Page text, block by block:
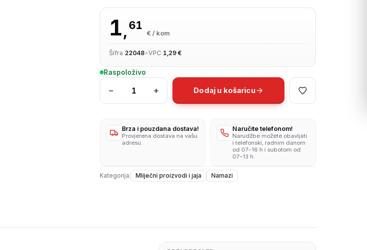
1,61
€ / kom
Šifra 22048•VPC 1,29 €
Raspoloživo
−
Mliječni
namaz
okusom
tune
+ Dodaj u košaricu
Brza i pouzdana dostava!
Provjerena dostava na vašu
adresu.
Naručite telefonom!
Narudžbe možete obavljati
i telefonski, radnim danom
od 07–16 h i subotom od
07–13 h.
Kategorija: Mliječni proizvodi i jaja Namazi